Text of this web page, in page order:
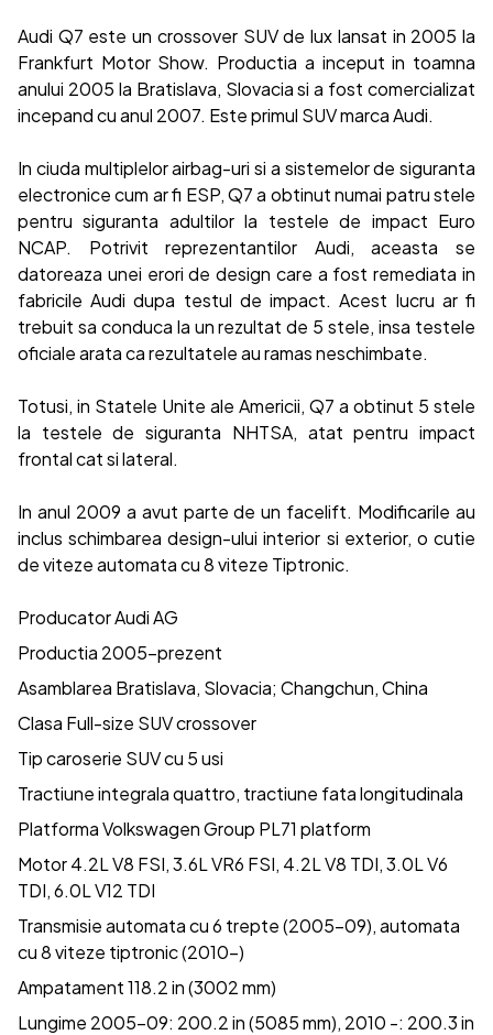
Audi Q7 este un crossover SUV de lux lansat in 2005 la
Frankfurt Motor Show. Productia a inceput in toamna
anului 2005 la Bratislava, Slovacia si a fost comercializat
incepand cu anul 2007. Este primul SUV marca Audi.
In ciuda multiplelor airbag-uri si a sistemelor de siguranta
electronice cum ar fi ESP, Q7 a obtinut numai patru stele
pentru siguranta adultilor la testele de impact Euro
NCAP. Potrivit reprezentantilor Audi, aceasta se
datoreaza unei erori de design care a fost remediata in
fabricile Audi dupa testul de impact. Acest lucru ar fi
trebuit sa conduca la un rezultat de 5 stele, insa testele
oficiale arata ca rezultatele au ramas neschimbate.
Totusi, in Statele Unite ale Americii, Q7 a obtinut 5 stele
la testele de siguranta NHTSA, atat pentru impact
frontal cat si lateral.
In anul 2009 a avut parte de un facelift. Modificarile au
inclus schimbarea design-ului interior si exterior, o cutie
de viteze automata cu 8 viteze Tiptronic.
Producator Audi AG
Productia 2005-prezent
Asamblarea Bratislava, Slovacia; Changchun, China
Clasa Full-size SUV crossover
Tip caroserie SUV cu 5 usi
Tractiune integrala quattro, tractiune fata longitudinala
Platforma Volkswagen Group PL71 platform
Motor 4.2L V8 FSI, 3.6L VR6 FSI, 4.2L V8 TDI, 3.0L V6
TDI, 6.0L V12 TDI
Transmisie automata cu 6 trepte (2005-09), automata
cu 8 viteze tiptronic (2010-)
Ampatament 118.2 in (3002 mm)
Lungime 2005-09: 200.2 in (5085 mm), 2010 -: 200.3 in